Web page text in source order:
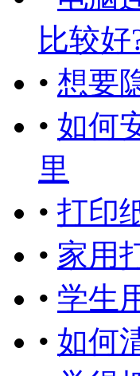
比较好
• 想要
• 如何
里
• 打印
• 家用
• 学生
• 如何